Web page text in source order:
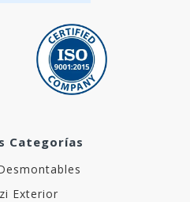
Categorías
Exterior